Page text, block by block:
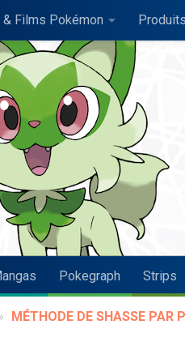
Films Pokémon
Pokegraph Strips
MÉTHODE DE SHASSE PAR